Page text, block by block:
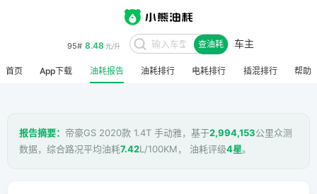
95# 8.48 元/升 查油耗 车主
首页 App下载 油耗报告 油耗排行 电耗排行 插混排行 帮助
报告摘要： 帝豪GS 2020款 1.4T 手动雅，基于2,994,153公里众测
数据，综合路况平均油耗7.42L/100KM， 油耗评级4星。